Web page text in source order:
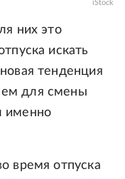
iStock
них это
искать
тенденция
для смены
именно
время отпуска